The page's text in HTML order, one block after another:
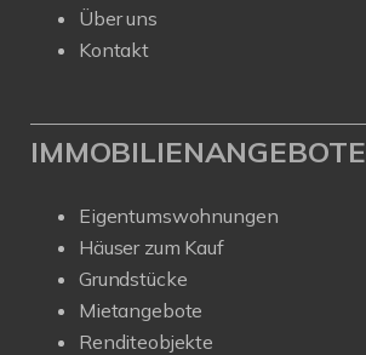
Über uns
Kontakt
IMMOBILIENANGEBOTE
Eigentumswohnungen
Häuser zum Kauf
Grundstücke
Mietangebote
Renditeobjekte